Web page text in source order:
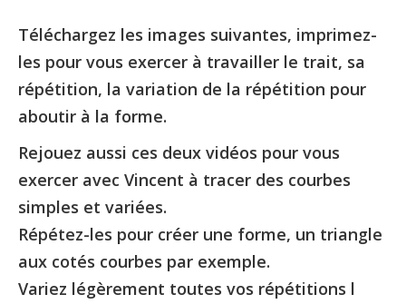
Téléchargez les images suivantes, imprimez-
les pour vous exercer à travailler le trait, sa
répétition, la variation de la répétition pour
aboutir à la forme.
Rejouez aussi ces deux vidéos pour vous
exercer avec Vincent à tracer des courbes
simples et variées.
Répétez-les pour créer une forme, un triangle
aux cotés courbes par exemple.
Variez légèrement toutes vos répétitions l